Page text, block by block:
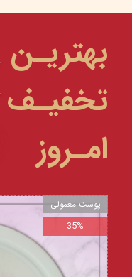
بهتریـن
تخفیـف
امـروز
پوست معمولی
35%